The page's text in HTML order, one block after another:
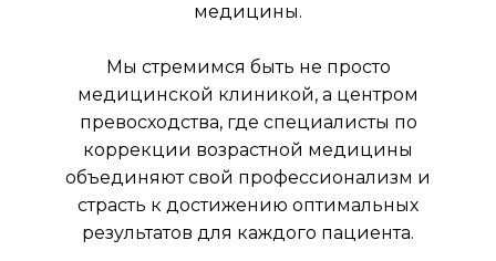
медицины.
Мы стремимся быть не просто
медицинской клиникой, а центром
превосходства, где специалисты по
коррекции возрастной медицины
объединяют свой профессионализм и
страсть к достижению оптимальных
результатов для каждого пациента.